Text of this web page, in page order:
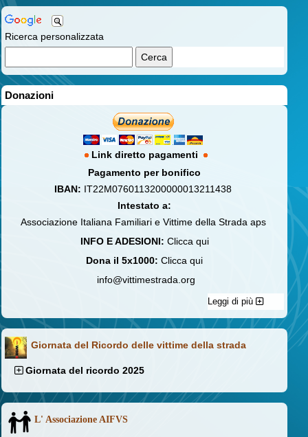
Ricerca personalizzata
Donazioni
Link diretto pagamenti
Pagamento per bonifico
IBAN: IT22M0760113200000013211438
Intestato a:
Associazione Italiana Familiari e Vittime della Strada aps
INFO E ADESIONI: Clicca qui
Dona il 5x1000: Clicca qui
info@vittimestrada.org
Leggi di più
Giornata del Ricordo delle vittime della strada
Giornata del ricordo 2025
L' Associazione AIFVS